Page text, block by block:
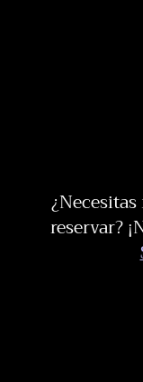
reservar?